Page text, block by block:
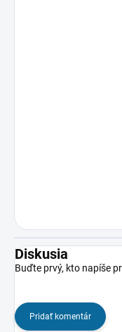
Diskusia
Buďte prvý, kto napíše
Pridať komentár